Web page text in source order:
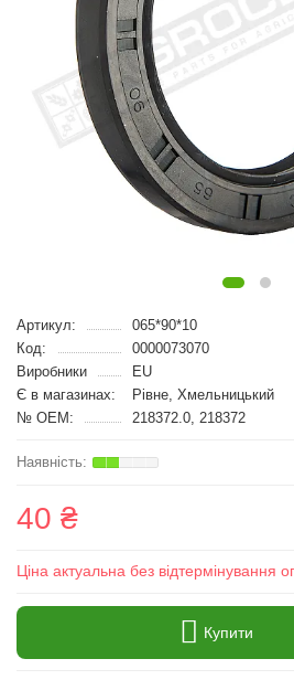
Артикул:
065*90*10
Код:
0000073070
Виробники
EU
Є в магазинах:
Рівне, Хмельницький
№ OEM:
218372.0, 218372
40 ₴
Ціна актуальна без відтермінування
Купити